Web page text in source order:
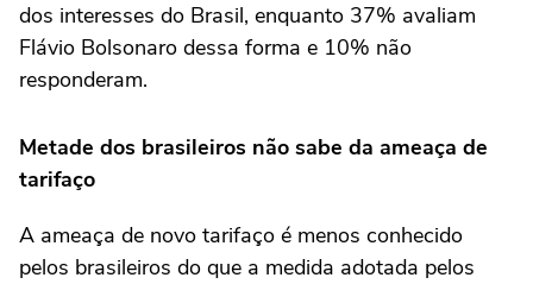
dos interesses do Brasil, enquanto 37% avaliam
Flávio Bolsonaro dessa forma e 10% não
responderam.
Metade dos brasileiros não sabe da ameaça de
tarifaço
A ameaça de novo tarifaço é menos conhecido
pelos brasileiros do que a medida adotada pelos